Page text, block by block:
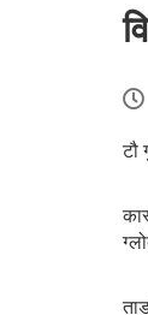
टौ